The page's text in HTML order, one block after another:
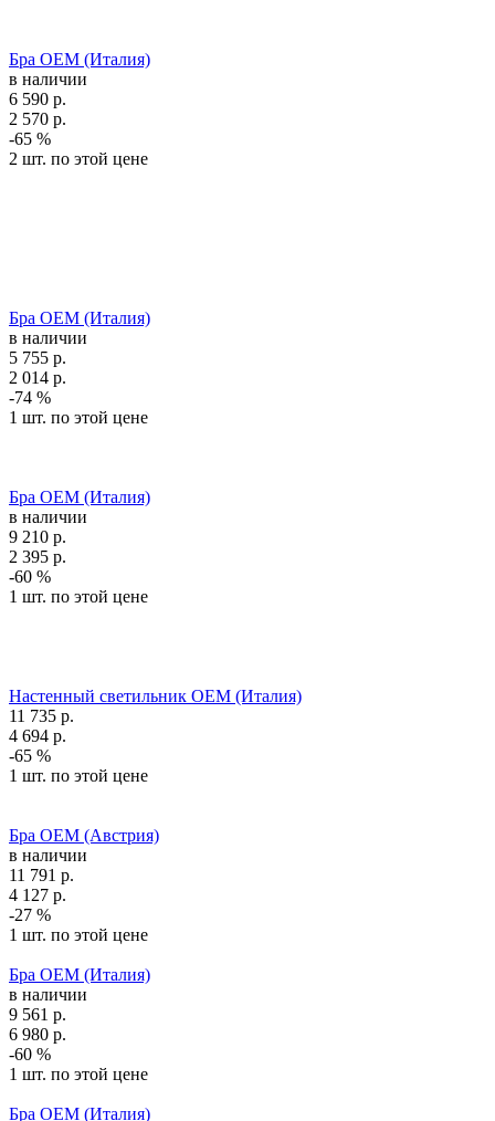
Бра OEM (Италия)
в наличии
6 590 р.
2 570 р.
-65 %
2 шт. по этой цене
Бра OEM (Италия)
в наличии
5 755 р.
2 014 р.
-74 %
1 шт. по этой цене
Бра OEM (Италия)
в наличии
9 210 р.
2 395 р.
-60 %
1 шт. по этой цене
Настенный светильник OEM (Италия)
11 735 р.
4 694 р.
-65 %
1 шт. по этой цене
Бра OEM (Австрия)
в наличии
11 791 р.
4 127 р.
-27 %
1 шт. по этой цене
Бра OEM (Италия)
в наличии
9 561 р.
6 980 р.
-60 %
1 шт. по этой цене
Бра OEM (Италия)